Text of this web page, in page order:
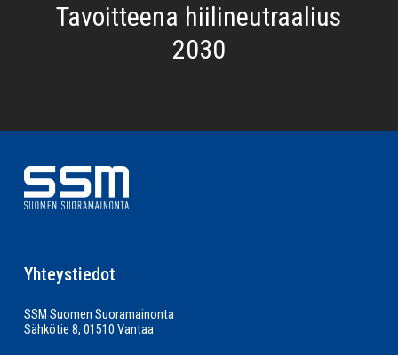
Tavoitteena hiilineutraalius
2030
Yhteystiedot
SSM Suomen Suoramainonta
Sähkötie 8, 01510 Vantaa